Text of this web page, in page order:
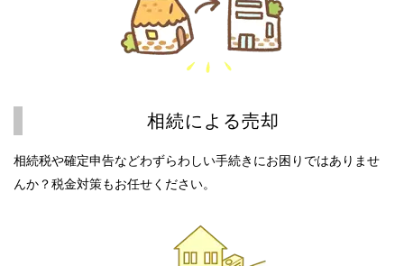
相続による売却
相続税や確定申告などわずらわしい手続きにお困りではありませ
んか？税金対策もお任せください。